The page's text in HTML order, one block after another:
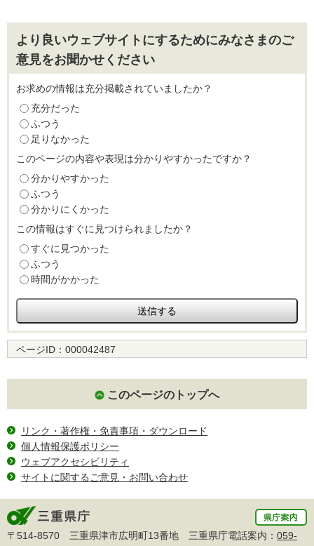
より良いウェブサイトにするためにみなさまのご
意見をお聞かせください
お求めの情報は充分掲載されていましたか？
充分だった
ふつう
足りなかった
このページの内容や表現は分かりやすかったですか？
分かりやすかった
ふつう
分かりにくかった
この情報はすぐに見つけられましたか？
すぐに見つかった
ふつう
時間がかかった
ページID： 000042487
このページのトップへ
リンク・著作権・免責事項・ダウンロード
個人情報保護ポリシー
ウェブアクセシビリティ
サイトに関するご意見・お問い合わせ
〒514-8570 三重県津市広明町13番地 三重県庁電話案内： 059-